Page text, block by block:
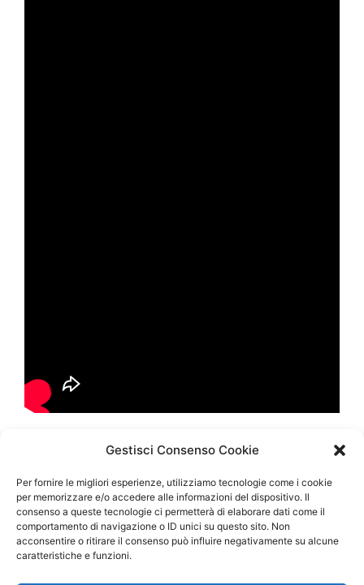
Gestisci Consenso Cookie
Per fornire le migliori esperienze, utilizziamo tecnologie come i cookie
per memorizzare e/o accedere alle informazioni del dispositivo. Il
consenso a queste tecnologie ci permetterà di elaborare dati come il
comportamento di navigazione o ID unici su questo sito. Non
acconsentire o ritirare il consenso può influire negativamente su alcune
caratteristiche e funzioni.
Categorie
Conversione Serratura Atra Monza,
Sostituzione Cilindro Europeo Monza,
Sostituzione Serratura Atra Monza,Sostituzione
Serratura Monza